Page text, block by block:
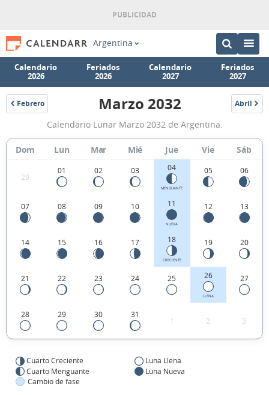
Argentina
Calendario
2026
Feriados
2026
Calendario
2027
Feriados
2027
Febrero
2032
Calendario
Lunar
Marzo
de
Argentina.
Marzo 2032 Abril
2032
Calendario Lunar Marzo 2032 de Argentina.
Dom Lun Mar Mié Jue Vie Sáb
29
01 02 03 04
MENGUANTE
05 06
07 08 09 10 11
NUEVA
12 13
14 15 16 17 18
CRECIENTE
19 20
21 22 23 24 25 26
LLENA
27
28 29 30 31
1 2 3
Cuarto Creciente
Luna Llena
Cuarto Menguante
Luna Nueva
Cambio de fase